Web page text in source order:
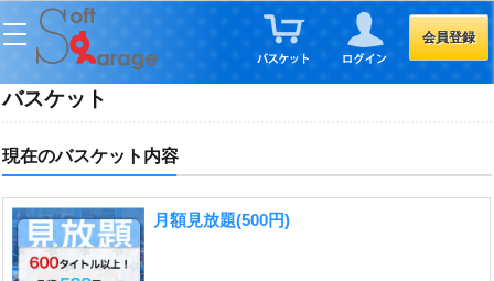
会員登録
バスケット
現在のバスケット内容
月額見放題(500円)